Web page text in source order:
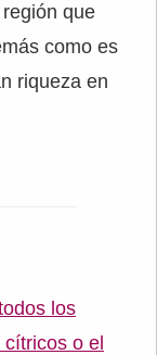
que
como es
riqueza en
los
o el